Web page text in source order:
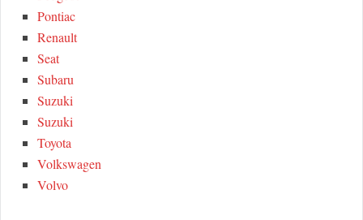
Pontiac
Renault
Seat
Subaru
Suzuki
Suzuki
Toyota
Volkswagen
Volvo